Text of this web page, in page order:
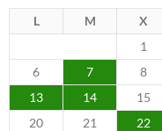
L M X
1
6
7 8
13
14 15
20
21 22